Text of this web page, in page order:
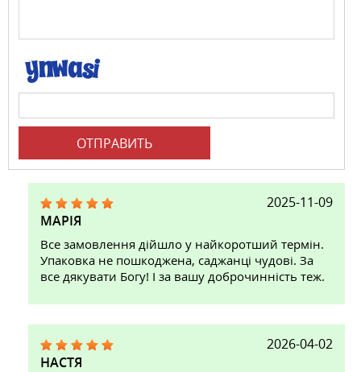
ОТПРАВИТЬ
2025-11-09
МАРІЯ
Все замовлення дійшло у найкоротший термін.
Упаковка не пошкоджена, саджанці чудові. За
все дякувати Богу! І за вашу доброчинність теж.
2026-04-02
НАСТЯ